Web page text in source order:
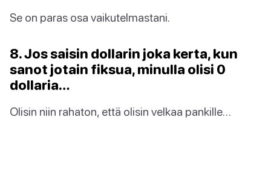
Se on paras osa vaikutelmastani.
8. Jos saisin dollarin joka kerta, kun
sanot jotain fiksua, minulla olisi 0
dollaria…
Olisin niin rahaton, että olisin velkaa pankille…